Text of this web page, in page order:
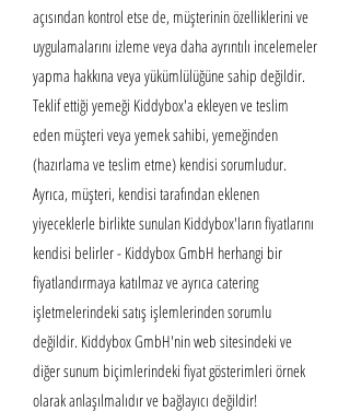
açısından kontrol etse de, müşterinin özelliklerini ve
uygulamalarını izleme veya daha ayrıntılı incelemeler
yapma hakkına veya yükümlülüğüne sahip değildir.
Teklif ettiği yemeği Kiddybox'a ekleyen ve teslim
eden müşteri veya yemek sahibi, yemeğinden
(hazırlama ve teslim etme) kendisi sorumludur.
Ayrıca, müşteri, kendisi tarafından eklenen
yiyeceklerle birlikte sunulan Kiddybox'ların fiyatlarını
kendisi belirler - Kiddybox GmbH herhangi bir
fiyatlandırmaya katılmaz ve ayrıca catering
işletmelerindeki satış işlemlerinden sorumlu
değildir. Kiddybox GmbH'nin web sitesindeki ve
diğer sunum biçimlerindeki fiyat gösterimleri örnek
olarak anlaşılmalıdır ve bağlayıcı değildir!